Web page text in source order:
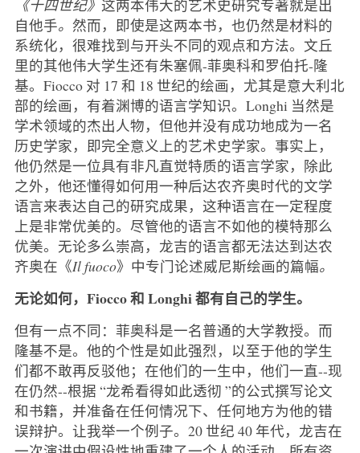
《十四世纪》 这两本伟大的艺术史研究专著就是出
自他手。 然而，即使是这两本书，也仍然是材料的
系统化，很难找到与开头不同的观点和方法。文丘
里的其他伟大学生还有朱塞佩-菲奥科和罗伯托-隆
基。Fiocco 对 17 和 18 世纪的绘画，尤其是意大利北
部的绘画，有着渊博的语言学知识。Longhi 当然是
学术领域的杰出人物，但他并没有成功地成为一名
历史学家，即完全意义上的艺术史学家。事实上，
他仍然是一位具有非凡直觉特质的语言学家，除此
之外，他还懂得如何用一种后达农齐奥时代的文学
语言来表达自己的研究成果，这种语言在一定程度
上是非常优美的。尽管他的语言不如他的模特那么
优美。无论多么崇高，龙吉的语言都无法达到达农
齐奥在《Il fuoco》中专门论述威尼斯绘画的篇幅。
无论如何，Fiocco 和 Longhi 都有自己的学生。
但有一点不同：菲奥科是一名普通的大学教授。而
隆基不是。他的个性是如此强烈，以至于他的学生
们都不敢再反驳他；在他们的一生中，他们一直--现
在仍然--根据 “龙希看得如此透彻 ”的公式撰写论文
和书籍，并准备在任何情况下、任何地方为他的错
误辩护。让我举一个例子。20 世纪 40 年代，龙吉在